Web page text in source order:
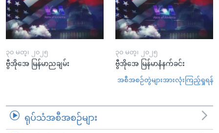
၃၀ မတ္၊ ၂၀၂၅
ဗွီအိုအေ မြန်မာညချမ်း
၃၀ မတ္၊ ၂၀၂၅
ဗွီအိုအေ မြန်မာနံနက်ခင်း
အစီအစဉ်တွဲများအားလုံးကြည့်ရှုရန်
ရုပ်သံအစီအစဉ်များ